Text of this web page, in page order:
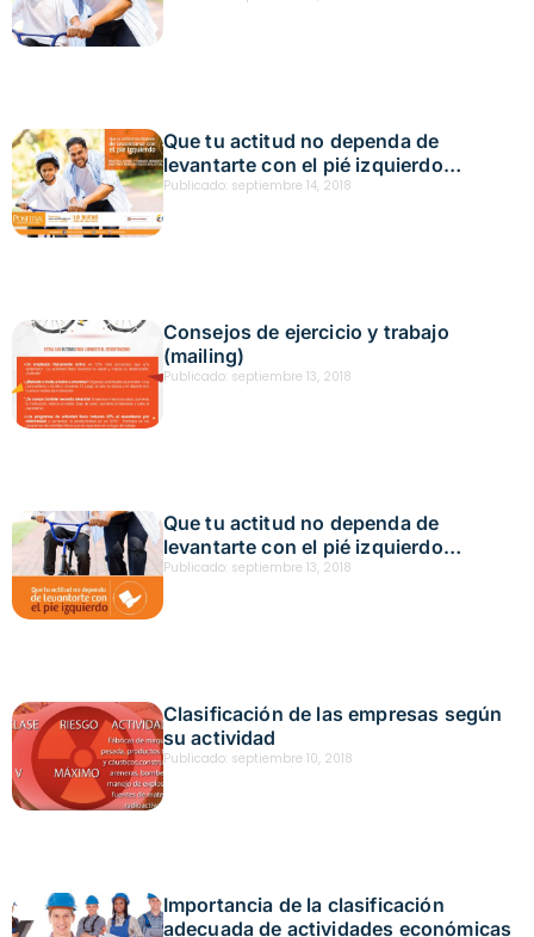
Que tu actitud no dependa de
levantarte con el pié izquierdo
(salvapantallas)
Publicado: septiembre 14, 2018
Consejos de ejercicio y trabajo
(mailing)
Publicado: septiembre 13, 2018
Que tu actitud no dependa de
levantarte con el pié izquierdo
(mailing)
Publicado: septiembre 13, 2018
Clasificación de las empresas según
su actividad
Publicado: septiembre 10, 2018
Importancia de la clasificación
adecuada de actividades económicas